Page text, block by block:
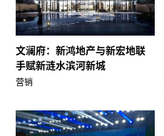
文澜府：新鸿地产与新宏地联
手赋新涟水滨河新城
营销